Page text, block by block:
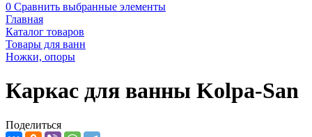
0 Сравнить выбранные элементы
Главная
Каталог товаров
Товары для ванн
Ножки, опоры
Каркас для ванны Kolpa-San
Поделиться